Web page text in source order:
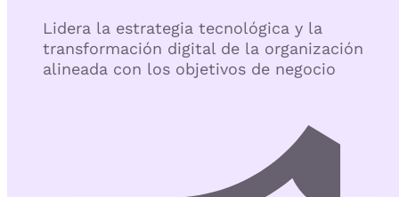
Lidera la estrategia tecnológica y la
transformación digital de la organización
alineada con los objetivos de negocio